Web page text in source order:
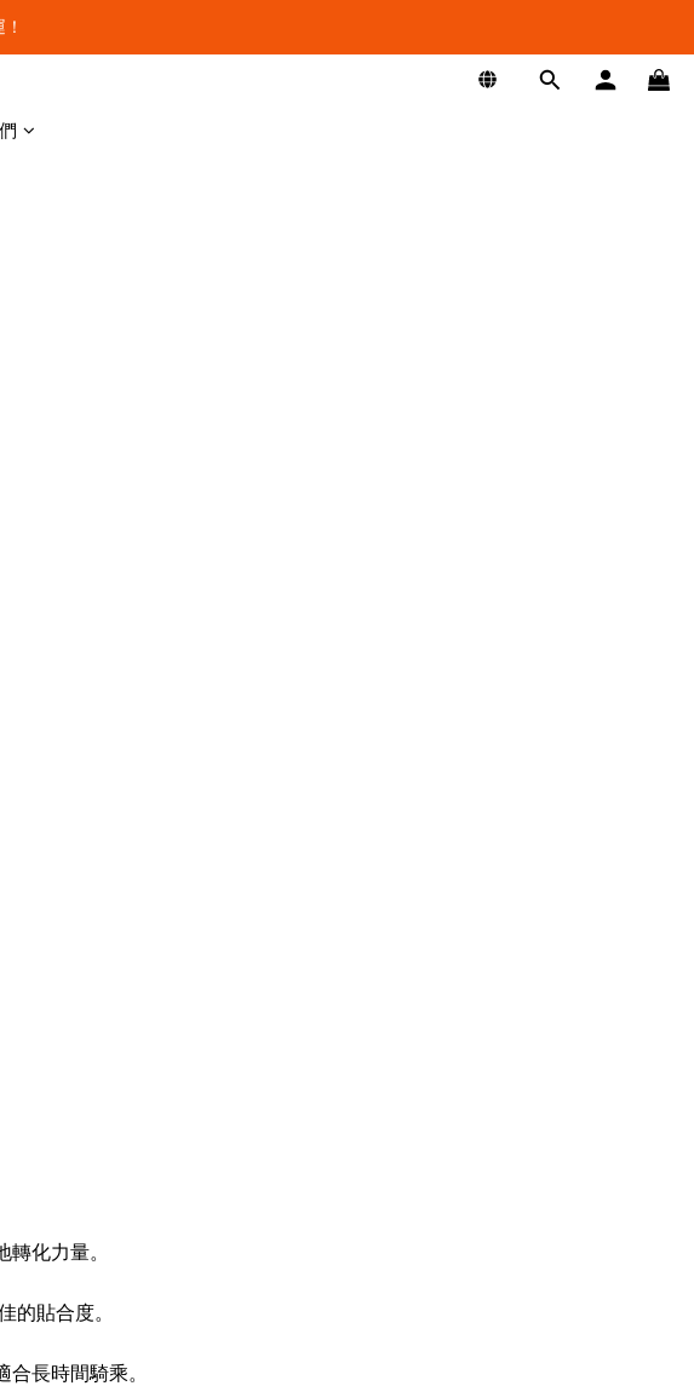
化力量。
的貼合度。
長時間騎乘。